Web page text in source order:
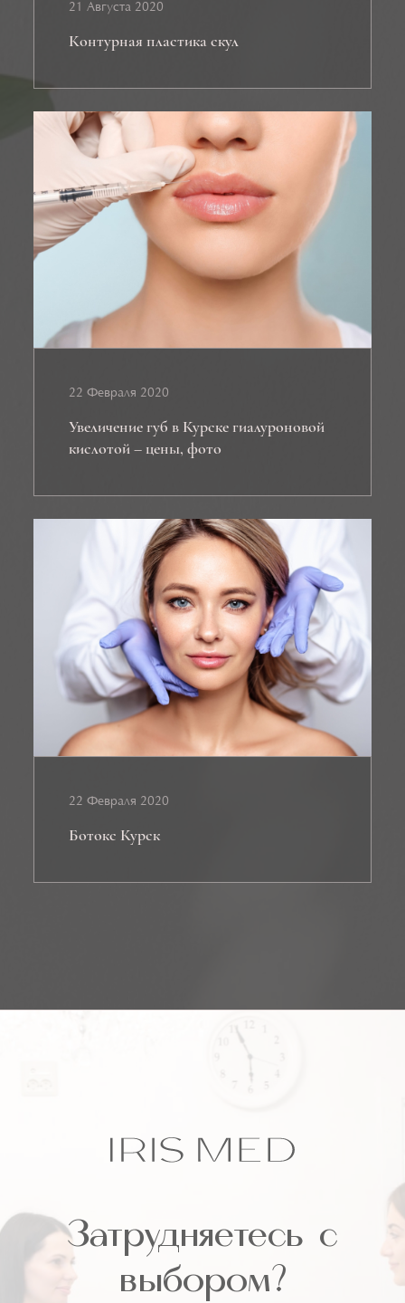
21 Августа 2020
Контурная пластика скул
22 Февраля 2020
Увеличение губ в Курске гиалуроновой
кислотой – цены, фото
22 Февраля 2020
Ботокс Курск
Затрудняетесь с
выбором?